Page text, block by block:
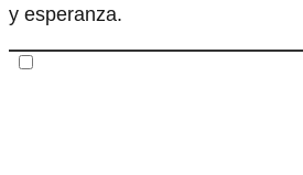
y esperanza.